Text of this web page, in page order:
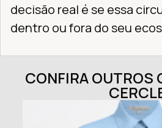
decisão real é se essa
dentro ou fora do seu
CONFIRA OUTROS